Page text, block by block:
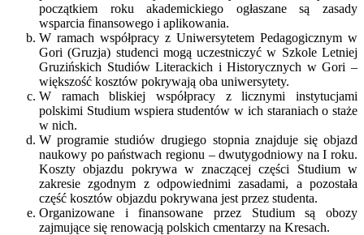
początkiem roku akademickiego ogłaszane są zasady
wsparcia finansowego i aplikowania.
W ramach współpracy z Uniwersytetem Pedagogicznym w
Gori (Gruzja) studenci mogą uczestniczyć w Szkole Letniej
Gruzińskich Studiów Literackich i Historycznych w Gori –
większość kosztów pokrywają oba uniwersytety.
W ramach bliskiej współpracy z licznymi instytucjami
polskimi Studium wspiera studentów w ich staraniach o staże
w nich.
W programie studiów drugiego stopnia znajduje się objazd
naukowy po państwach regionu – dwutygodniowy na I roku.
Koszty objazdu pokrywa w znaczącej części Studium w
zakresie zgodnym z odpowiednimi zasadami, a pozostała
część kosztów objazdu pokrywana jest przez studenta.
Organizowane i finansowane przez Studium są obozy
zajmujące się renowacją polskich cmentarzy na Kresach.